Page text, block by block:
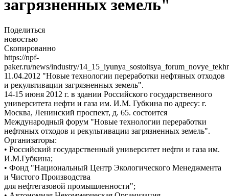
загрязненных земель"
Поделиться
новостью
Скопированно
https://npf-
paker.ru/news/industry/
11.04.2012 "Новые технологии переработки нефтяных отходов
и рекультивации загрязненных земель".
14-15 июня 2012 г. в здании Российского государственного
университета нефти и газа им. И.М. Губкина по адресу: г.
Москва, Ленинский проспект, д. 65. состоится
Международный форум "Новые технологии переработки
нефтяных отходов и рекультивации загрязненных земель".
Организаторы:
• Российский государственный университет нефти и газа им.
И.М.Губкина;
• Фонд "Национальный Центр Экологического Менеджмента
и Чистого Производства
для нефтегазовой промышленности";